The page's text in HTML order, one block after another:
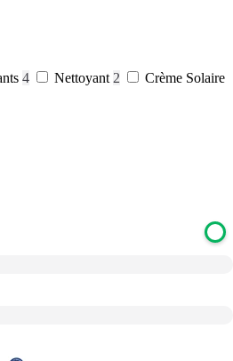
4 Nettoyant 2
Crème Solaire